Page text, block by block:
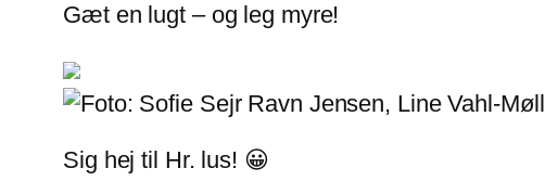
Gæt en lugt – og leg myre!
Sig hej til Hr. lus! 😀